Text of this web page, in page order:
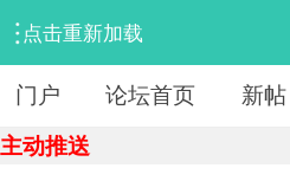
点击重新加载
› 【 资源区 】 › 『教育学习』 ›
门户 论坛首页 新帖
主动推送